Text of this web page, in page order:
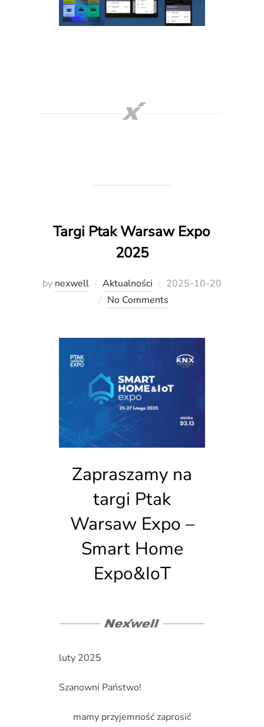
Targi Ptak Warsaw Expo
2025
by nexwell Aktualności
Posted
on
2025-10-20
No Comments
Zapraszamy na
targi Ptak
Warsaw Expo –
Smart Home
Expo&IoT
luty 2025
Szanowni Państwo!
mamy przyjemność zaprosić